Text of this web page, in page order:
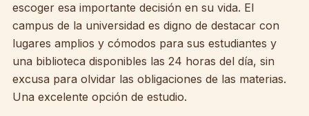
escoger esa importante decisión en su vida. El
campus de la universidad es digno de destacar con
lugares amplios y cómodos para sus estudiantes y
una biblioteca disponibles las 24 horas del día, sin
excusa para olvidar las obligaciones de las materias.
Una excelente opción de estudio.